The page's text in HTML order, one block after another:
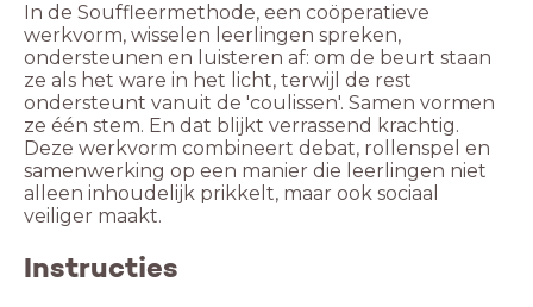
In de Souffleermethode, een coöperatieve
werkvorm, wisselen leerlingen spreken,
ondersteunen en luisteren af: om de beurt staan
ze als het ware in het licht, terwijl de rest
ondersteunt vanuit de 'coulissen'. Samen vormen
ze één stem. En dat blijkt verrassend krachtig.
Deze werkvorm combineert debat, rollenspel en
samenwerking op een manier die leerlingen niet
alleen inhoudelijk prikkelt, maar ook sociaal
veiliger maakt.
Instructies